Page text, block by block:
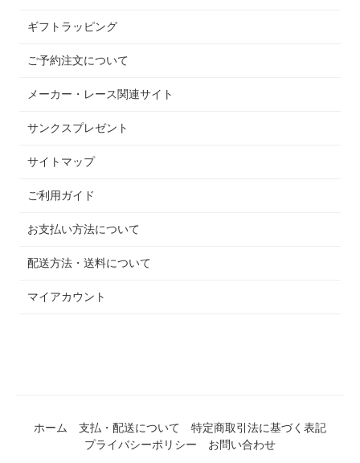
ギフトラッピング
ご予約注文について
メーカー・レース関連サイト
サンクスプレゼント
サイトマップ
ご利用ガイド
お支払い方法について
配送方法・送料について
マイアカウント
ホーム 支払・配送について
特定商取引法に基づく表記
プライバシーポリシー
お問い合わせ